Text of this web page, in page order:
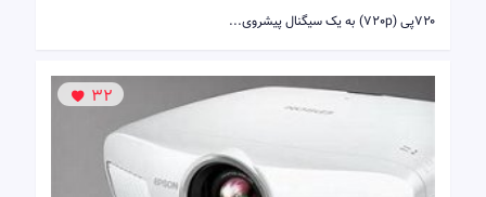
۷۲۰پی (720p) به یک سیگنال پیشروی...
32